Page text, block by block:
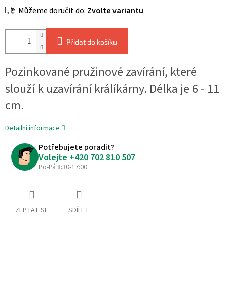
Můžeme doručit do: Zvolte variantu
Přidat do košíku
Pozinkované pružinové zavírání, které
slouží k uzavírání králíkárny. Délka je 6 - 11
cm.
Detailní informace
Potřebujete poradit?
Volejte +420 702 810 507
Po-Pá 8:30-17:00
ZEPTAT SE SDÍLET